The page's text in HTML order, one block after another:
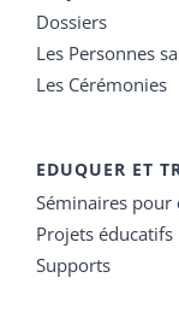
Dossiers
Les Personnes
Les Cérémonies
EDUQUER ET
Séminaires pour
Projets éducatifs
Supports